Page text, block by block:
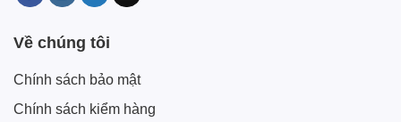
Về chúng tôi
Chính sách bảo mật
Chính sách kiểm hàng